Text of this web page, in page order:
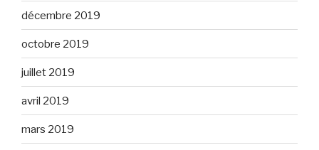
décembre 2019
octobre 2019
juillet 2019
avril 2019
mars 2019